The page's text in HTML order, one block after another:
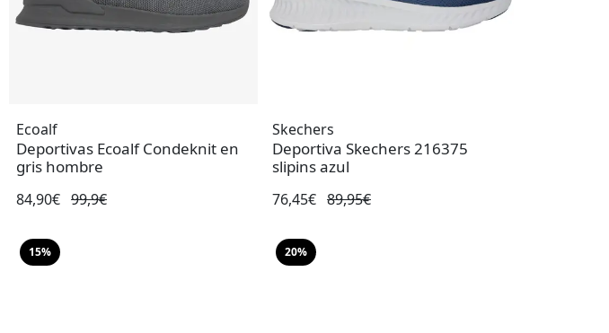
Ecoalf
Deportivas Ecoalf Condeknit en
gris hombre
84,90€ 99,9€
Skechers
Deportiva Skechers 216375
slipins azul
76,45€ 89,95€
15% 20%